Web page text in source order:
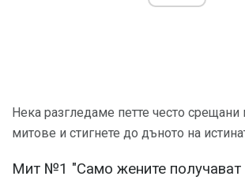
Нека разгледаме петте често
митове и стигнете до дъното на
Мит №1 "Само жените получават